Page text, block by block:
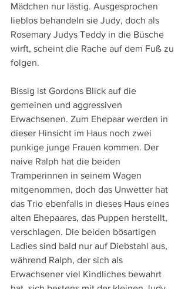
Mädchen nur lästig. Ausgesprochen
lieblos behandeln sie Judy, doch als
Rosemary Judys Teddy in die Büsche
wirft, scheint die Rache auf dem Fuß zu
folgen.
Bissig ist Gordons Blick auf die
gemeinen und aggressiven
Erwachsenen. Zum Ehepaar werden in
dieser Hinsicht im Haus noch zwei
punkige junge Frauen kommen. Der
naive Ralph hat die beiden
Tramperinnen in seinem Wagen
mitgenommen, doch das Unwetter hat
das Trio ebenfalls in dieses Haus eines
alten Ehepaares, das Puppen herstellt,
verschlagen. Die beiden bösartigen
Ladies sind bald nur auf Diebstahl aus,
während Ralph, der sich als
Erwachsener viel Kindliches bewahrt